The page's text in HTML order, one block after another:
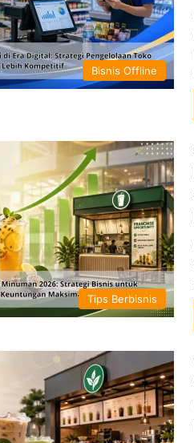
Bisnis Offline
Tips Berbisnis